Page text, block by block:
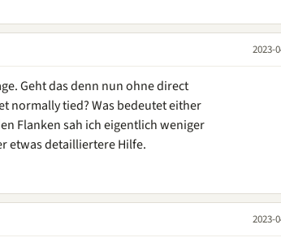
2023-
Geht das denn nun ohne direct
normally tied? Was bedeutet either
Flanken sah ich eigentlich weniger
etwas detailliertere Hilfe.
2023-